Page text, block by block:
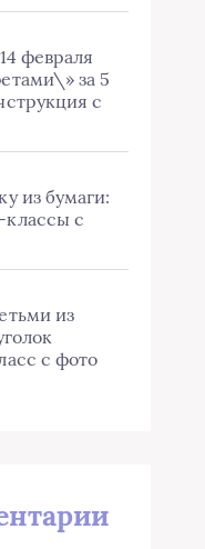
февраля
за 5
с
из бумаги:
с
из
с фото